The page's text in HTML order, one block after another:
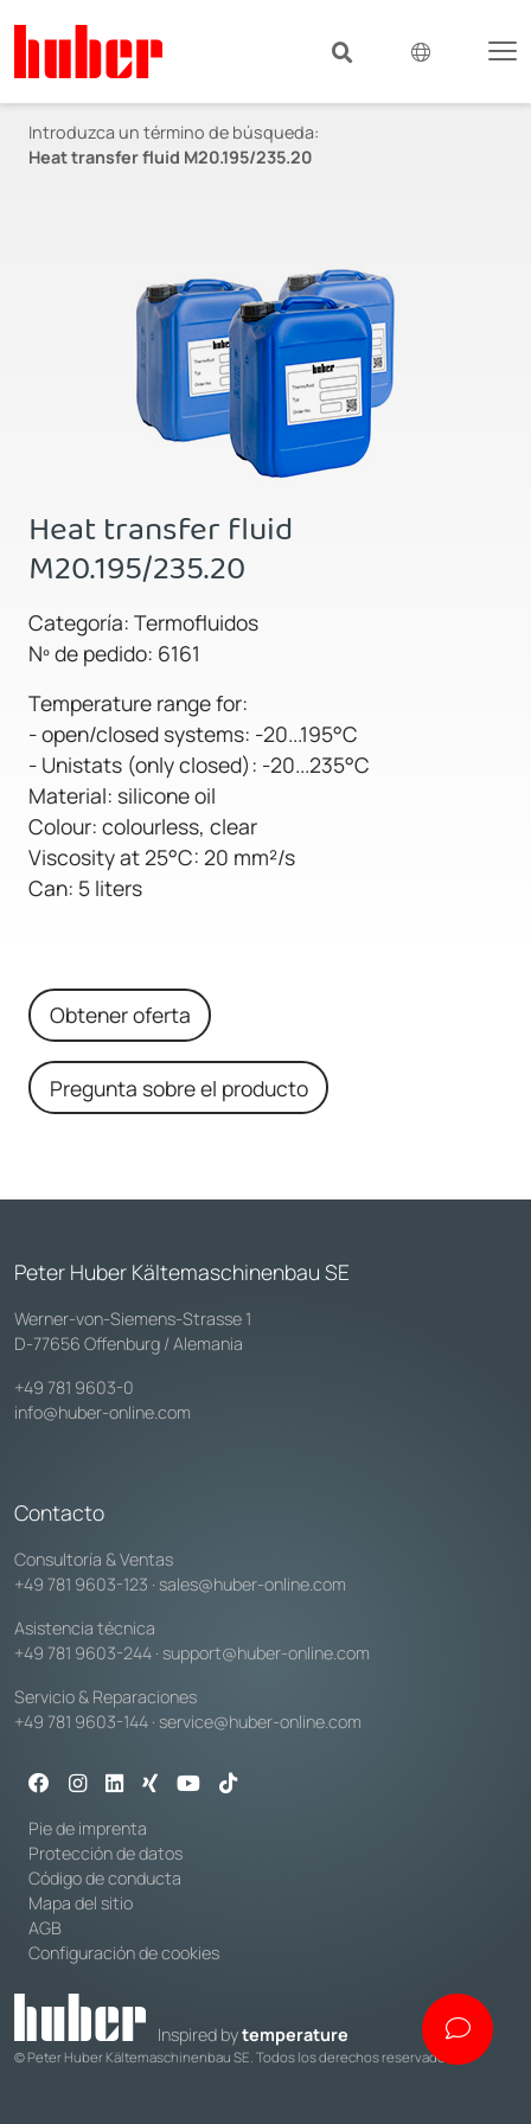
Introduzca un término de búsqueda:
Heat transfer fluid M20.195/235.20
Heat transfer fluid
M20.195/235.20
Categoría: Termofluidos
Nº de pedido: 6161
Temperature range for:
- open/closed systems: -20...195°C
- Unistats (only closed): -20...235°C
Material: silicone oil
Colour: colourless, clear
Viscosity at 25°C: 20 mm²/s
Can: 5 liters
Obtener oferta
Pregunta sobre el producto
Peter Huber Kältemaschinenbau SE
Werner-von-Siemens-Strasse 1
D-77656 Offenburg / Alemania
+49 781 9603-0
info@huber-online.com
Contacto
Consultoría & Ventas
+49 781 9603-123 · sales@huber-online.com
Asistencia técnica
+49 781 9603-244 · support@huber-online.com
Servicio & Reparaciones
+49 781 9603-144 · service@huber-online.com
Pie de imprenta
Protección de datos
Código de conducta
Mapa del sitio
AGB
Configuración de cookies
Inspired bytemperature
© Peter Huber Kältemaschinenbau SE. Todos los derechos reservados